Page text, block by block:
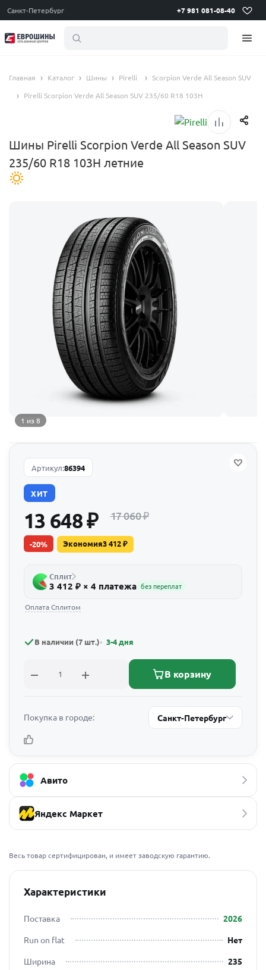
Санкт-Петербург +7 981 081-08-40
Главная Каталог Шины Pirelli
Scorpion Verde All Season SUV
Pirelli Scorpion Verde All Season SUV 235/60 R18 103H
Шины Pirelli Scorpion Verde All Season SUV
235/60 R18 103H летние
1 из 8
Артикул:86394
ХИТ
13 648₽ 17 060₽
-20% Экономия3 412₽
Сплит
3 412 ₽ × 4 платежа без переплат
Оплата Сплитом
В наличии (7 шт.) 3-4 дня
В корзину
Покупка в городе: Санкт-Петербург
Авито
Яндекс Маркет
Весь товар сертифицирован, и имеет заводскую гарантию.
Характеристики
Поставка
2026
Run on flat
Нет
Ширина
235